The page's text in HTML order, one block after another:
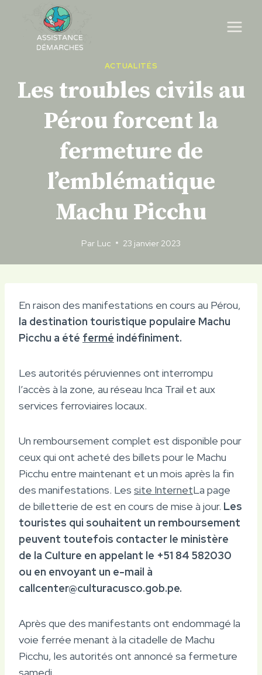
content
ACTUALITÉS
Les troubles civils au
Pérou forcent la
fermeture de
l’emblématique
Machu Picchu
Par Luc 23 janvier 2023
En raison des manifestations en cours au Pérou,
la destination touristique populaire Machu
Picchu a été fermé indéfiniment.
Les autorités péruviennes ont interrompu
l’accès à la zone, au réseau Inca Trail et aux
services ferroviaires locaux.
Un remboursement complet est disponible pour
ceux qui ont acheté des billets pour le Machu
Picchu entre maintenant et un mois après la fin
des manifestations. Les site InternetLa page
de billetterie de est en cours de mise à jour. Les
touristes qui souhaitent un remboursement
peuvent toutefois contacter le ministère
de la Culture en appelant le +51 84 582030
ou en envoyant un e-mail à
callcenter@culturacusco.gob.pe.
Après que des manifestants ont endommagé la
voie ferrée menant à la citadelle de Machu
Picchu, les autorités ont annoncé sa fermeture